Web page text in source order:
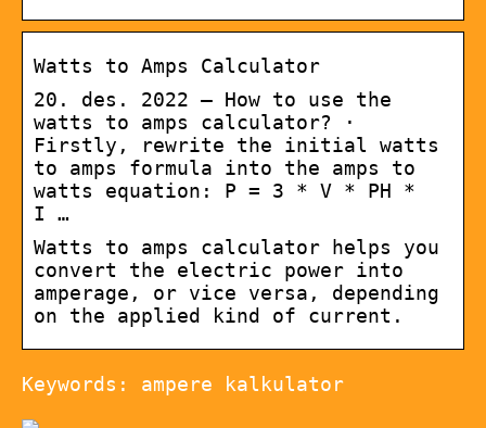
Watts to Amps Calculator
20. des. 2022 — How to use the
watts to amps calculator? ·
Firstly, rewrite the initial watts
to amps formula into the amps to
watts equation: P = 3 * V * PH *
I …
Watts to amps calculator helps you
convert the electric power into
amperage, or vice versa, depending
on the applied kind of current.
Keywords: ampere kalkulator